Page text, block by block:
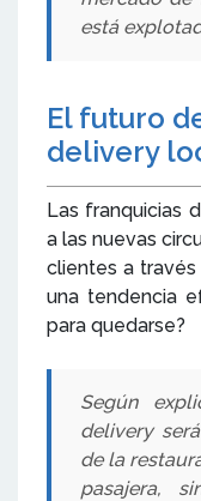
está
El futuro
delivery
Las franquicias
a las nuevas
clientes a
una tendencia
para quedarse?
Según
delivery
de la
pasajera,